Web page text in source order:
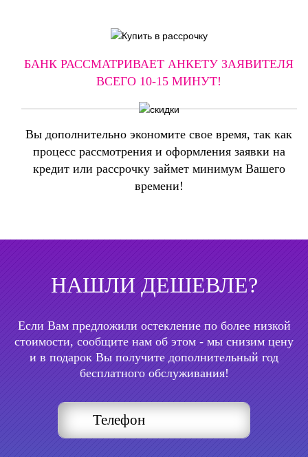
БАНК РАССМАТРИВАЕТ АНКЕТУ ЗАЯВИТЕЛЯ
ВСЕГО 10-15 МИНУТ!
Вы дополнительно экономите свое время, так как
процесс рассмотрения и оформления заявки на
кредит или рассрочку займет минимум Вашего
времени!
НАШЛИ ДЕШЕВЛЕ?
Если Вам предложили остекление по более низкой
стоимости, сообщите нам об этом - мы снизим цену
и в подарок Вы получите дополнительный год
бесплатного обслуживания!